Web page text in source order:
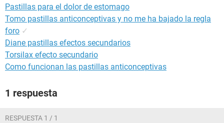
Pastillas para el dolor de estomago
Tomo pastillas anticonceptivas y no me ha bajado la regla
foro ✓
Diane pastillas efectos secundarios
Torsilax efecto secundario
Como funcionan las pastillas anticonceptivas
1 respuesta
RESPUESTA 1 / 1